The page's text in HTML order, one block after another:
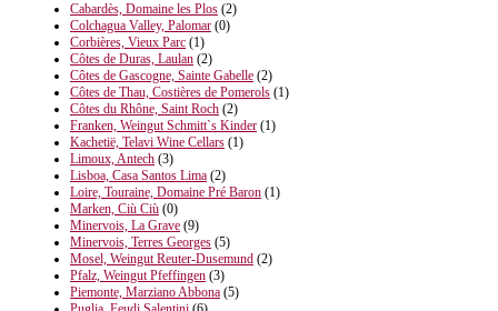
Cabardès, Domaine les Plos (2)
Colchagua Valley, Palomar (0)
Corbières, Vieux Parc (1)
Côtes de Duras, Laulan (2)
Côtes de Gascogne, Sainte Gabelle (2)
Côtes de Thau, Costières de Pomerols (1)
Côtes du Rhône, Saint Roch (2)
Franken, Weingut Schmitt`s Kinder (1)
Kachetië, Telavi Wine Cellars (1)
Limoux, Antech (3)
Lisboa, Casa Santos Lima (2)
Loire, Touraine, Domaine Pré Baron (1)
Marken, Ciù Ciù (0)
Minervois, La Grave (9)
Minervois, Terres Georges (5)
Mosel, Weingut Reuter-Dusemund (2)
Pfalz, Weingut Pfeffingen (3)
Piemonte, Marziano Abbona (5)